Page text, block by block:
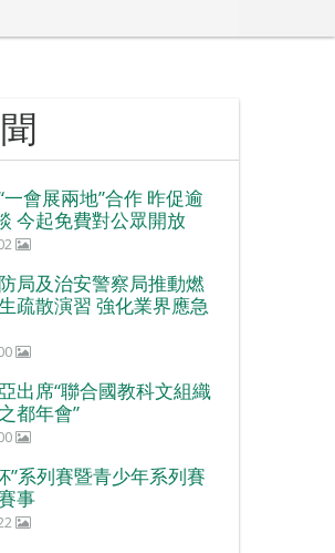
會展兩地”合作 昨促逾
今起免費對公眾開放
局及治安警察局推動燃
疏散演習 強化業界應急
出席“聯合國教科文組織
都年會”
”系列賽暨青少年系列賽
事